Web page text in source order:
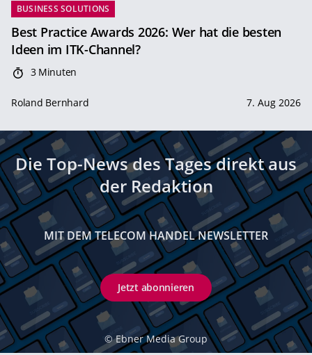
BUSINESS SOLUTIONS
Best Practice Awards 2026: Wer hat die besten
Ideen im ITK-Channel?
3 Minuten
Roland Bernhard 7. Aug 2026
Die Top-News des Tages direkt aus
der Redaktion
MIT DEM TELECOM HANDEL NEWSLETTER
Jetzt abonnieren
© Ebner Media Group